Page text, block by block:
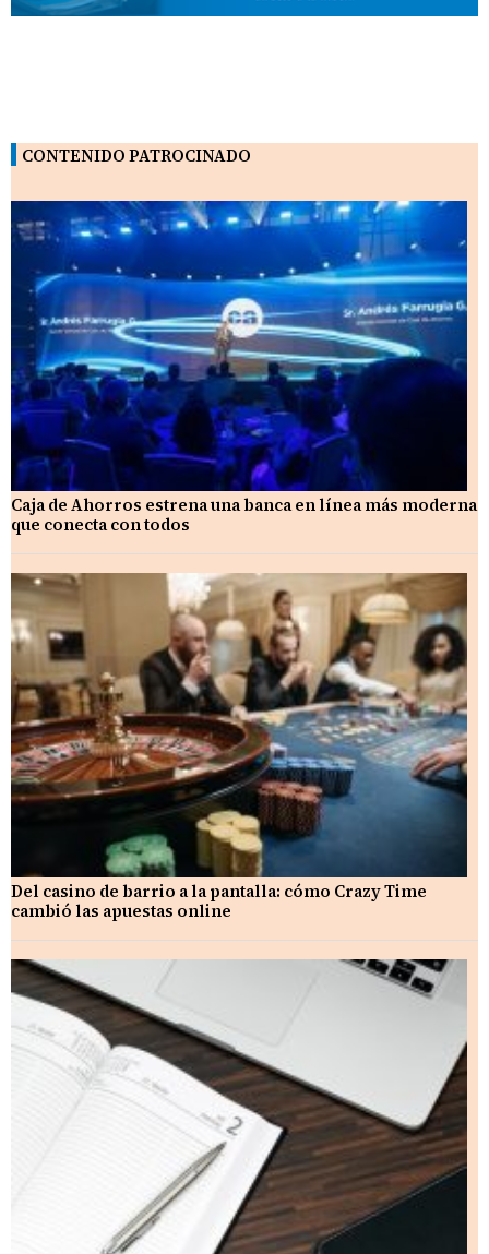
CONTENIDO PATROCINADO
Caja de Ahorros estrena una banca en línea más moderna
que conecta con todos
Del casino de barrio a la pantalla: cómo Crazy Time
cambió las apuestas online